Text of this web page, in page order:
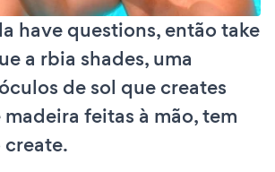
have questions, então take
a rbia shades, uma
de sol que creates
feitas à mão, tem